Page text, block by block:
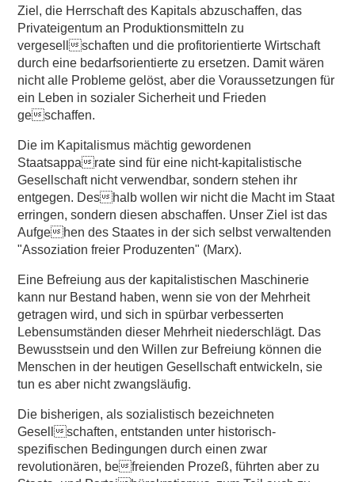
Ziel, die Herrschaft des Kapitals abzuschaffen, das
Privateigentum an Produktionsmitteln zu
vergesellschaften und die profitorientierte Wirtschaft
durch eine bedarfsorientierte zu ersetzen. Damit wären
nicht alle Probleme gelöst, aber die Voraussetzungen für
ein Leben in sozialer Sicherheit und Frieden
geschaffen.
Die im Kapitalismus mächtig gewordenen
Staatsapparate sind für eine nicht-kapitalistische
Gesellschaft nicht verwendbar, sondern stehen ihr
entgegen. Deshalb wollen wir nicht die Macht im Staat
erringen, sondern diesen abschaffen. Unser Ziel ist das
Aufgehen des Staates in der sich selbst verwaltenden
"Assoziation freier Produzenten" (Marx).
Eine Befreiung aus der kapitalistischen Maschinerie
kann nur Bestand haben, wenn sie von der Mehrheit
getragen wird, und sich in spürbar verbesserten
Lebensumständen dieser Mehrheit niederschlägt. Das
Bewusstsein und den Willen zur Befreiung können die
Menschen in der heutigen Gesellschaft entwickeln, sie
tun es aber nicht zwangsläufig.
Die bisherigen, als sozialistisch bezeichneten
Gesellschaften, entstanden unter historisch-
spezifischen Bedingungen durch einen zwar
revolutionären, befreienden Prozeß, führten aber zu